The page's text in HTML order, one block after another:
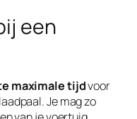
een
maximale tijdvoor
Je mag zo